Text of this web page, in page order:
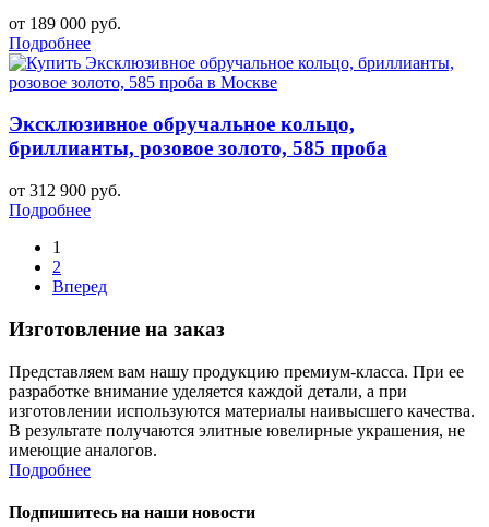
от 189 000 руб.
Подробнее
Эксклюзивное обручальное кольцо,
бриллианты, розовое золото, 585 проба
от 312 900 руб.
Подробнее
1
2
Вперед
Изготовление на заказ
Представляем вам нашу продукцию премиум-класса. При ее
разработке внимание уделяется каждой детали, а при
изготовлении используются материалы наивысшего качества.
В результате получаются элитные ювелирные украшения, не
имеющие аналогов.
Подробнее
Подпишитесь на наши новости